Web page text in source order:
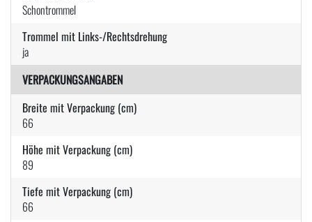
Schontrommel
Trommel mit Links-/Rechtsdrehung
ja
VERPACKUNGSANGABEN
Breite mit Verpackung (cm)
66
Höhe mit Verpackung (cm)
89
Tiefe mit Verpackung (cm)
66